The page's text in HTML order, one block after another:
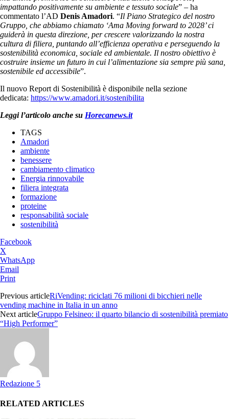
impattando positivamente su ambiente e tessuto sociale” – ha
commentato l’AD Denis Amadori. “Il Piano Strategico del nostro
Gruppo, che abbiamo chiamato ‘Ama Moving forward to 2028’ ci
guiderà in questa direzione, per crescere valorizzando la nostra
cultura di filiera, puntando all’efficienza operativa e perseguendo la
sostenibilità economica, sociale ed ambientale. Il nostro obiettivo è
costruire insieme un futuro in cui l’alimentazione sia sempre più sana,
sostenibile ed accessibile”.
Il nuovo Report di Sostenibilità è disponibile nella sezione
dedicata: https://www.amadori.it/sostenibilita
Leggi l’articolo anche su Horecanews.it
TAGS
Amadori
ambiente
benessere
cambiamento climatico
Energia rinnovabile
filiera integrata
formazione
proteine
responsabilità sociale
sostenibilità
Facebook
X
WhatsApp
Email
Print
Previous articleRiVending: riciclati 76 milioni di bicchieri nelle
vending machine in Italia in un anno
Next articleGruppo Felsineo: il quarto bilancio di sostenibilità premiato
“High Performer”
Redazione 5
RELATED ARTICLES